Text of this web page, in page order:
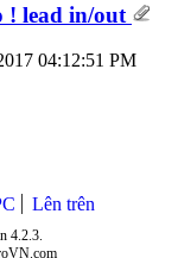
! lead in/out
04:12:51 PM
Lên trên
4.2.3.